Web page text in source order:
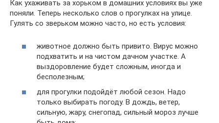
Как ухаживать за хорьком в домашних условиях вы уже
поняли. Теперь несколько слов о прогулках на улице.
Гулять со зверьком можно часто, но есть условия:
животное должно быть привито. Вирус можно
подхватить и на чистом дачном участке. А
выздоровление будет сложным, иногда и
бесполезным;
для прогулки подойдёт любой сезон. Надо
только выбирать погоду. В дождь, ветер,
сильную, жару, снегопад, сильный мороз лучше